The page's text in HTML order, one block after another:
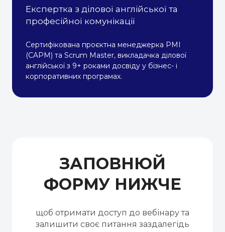
Експертка з ділової англійської та
професійної комунікації
Сертифікована проєктна менеджерка PMI
(CAPM) та Scrum Master, викладачка ділової
англійської з 9+ роками досвіду у бізнес- і
корпоративних програмах.
ЗАПОВНЮЙ
ФОРМУ НИЖЧЕ
щоб отримати доступ до вебінару та
залишити своє питання заздалегідь